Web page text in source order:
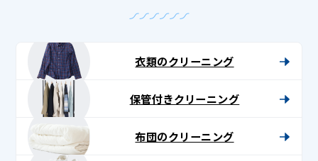
衣類のクリーニング
保管付きクリーニング
布団のクリーニング